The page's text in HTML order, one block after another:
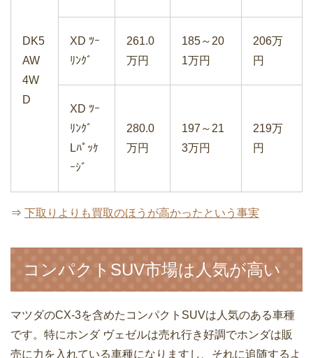
DK5
AW
4W
D
XD ﾂｰ
ﾘﾝｸﾞ
261.0
万円
185～20
1万円
206万
円
XD ﾂｰ
ﾘﾝｸﾞ
Lﾊﾟｯｹ
ｰｼﾞ
280.0
万円
197～21
3万円
219万
円
⇒ 下取りよりも買取のほうが高かったという事実
コンパクトSUV市場は人気が高い
マツダのCX-3を含めたコンパクトSUVは人気のある車種
です。特にホンダ ヴェゼルは売れ行き好調でホンダは販
売に力を入れている車種になりますし、それに追随するよ